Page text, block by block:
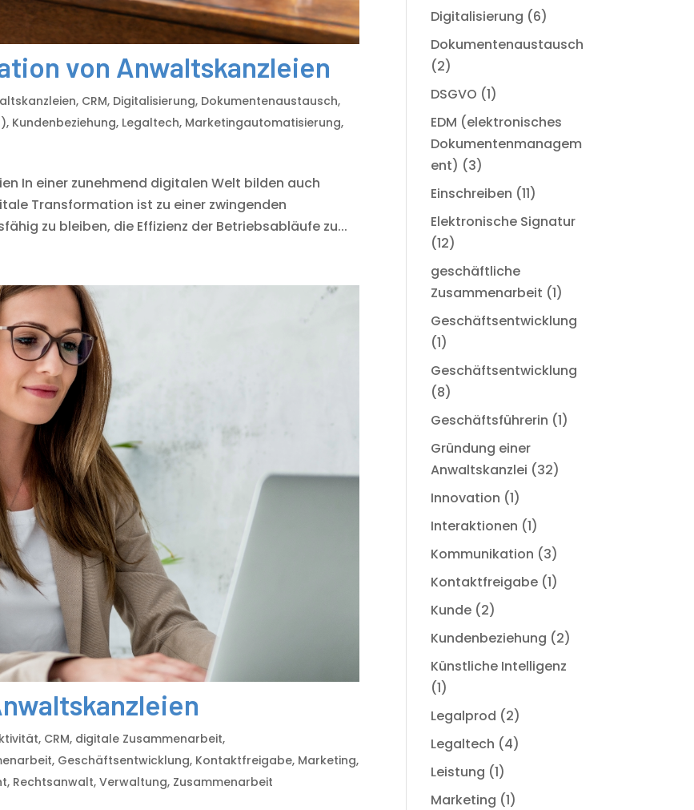
von Anwaltskanzleien
, CRM, Digitalisierung, Dokumentenaustausch,
, Kundenbeziehung, Legaltech, Marketingautomatisierung,
In einer zunehmend digitalen Welt bilden auch
Transformation ist zu einer zwingenden
zu bleiben, die Effizienz der Betriebsabläufe zu...
, CRM, digitale Zusammenarbeit,
, Geschäftsentwicklung, Kontaktfreigabe, Marketing,
, Rechtsanwalt,Verwaltung, Zusammenarbeit
Digitalisierung (6)
Dokumentenaustausch
(2)
DSGVO (1)
EDM (elektronisches
Dokumentenmanagem
ent) (3)
Einschreiben (11)
Elektronische Signatur
(12)
geschäftliche
Zusammenarbeit (1)
Geschäftsentwicklung
(1)
Geschäftsentwicklung
(8)
Geschäftsführerin (1)
Gründung einer
Anwaltskanzlei (32)
Innovation (1)
Interaktionen (1)
Kommunikation (3)
Kontaktfreigabe (1)
Kunde (2)
Kundenbeziehung (2)
Künstliche Intelligenz
(1)
Legalprod (2)
Legaltech (4)
Leistung (1)
Marketing (1)